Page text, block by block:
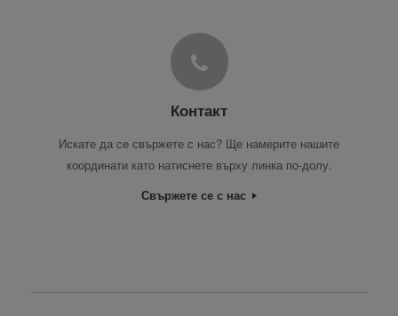
Контакт
Искате да се свържете с нас? Ще намерите нашите
координати като натиснете върху линка по-долу.
Свържете се с нас